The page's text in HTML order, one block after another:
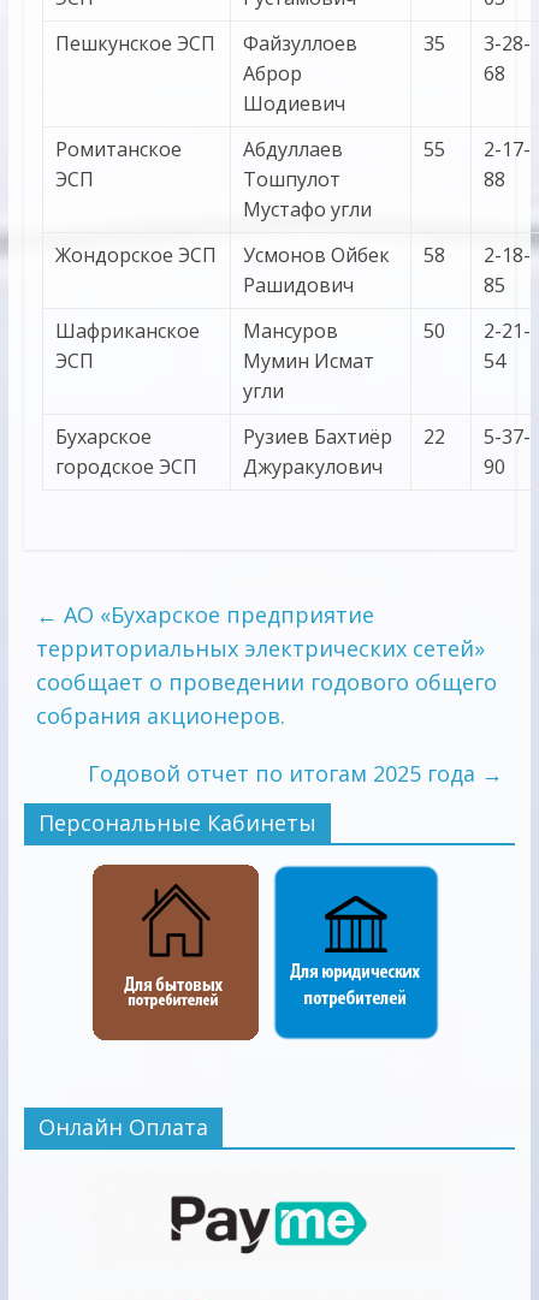
Пешкунское ЭСП
Файзуллоев
Аброр
Шодиевич
35
3-28-
68
Ромитанское
ЭСП
Абдуллаев
Тошпулот
Мустафо угли
55
2-17-
88
Жондорское ЭСП
Усмонов Ойбек
Рашидович
58
2-18-
85
Шафриканское
ЭСП
Мансуров
Мумин Исмат
угли
50
2-21-
54
Бухарское
городское ЭСП
Рузиев Бахтиёр
Джуракулович
22
5-37-
90
← АО «Бухарское предприятие
территориальных электрических сетей»
сообщает о проведении годового общего
собрания акционеров.
Годовой отчет по итогам 2025 года →
Персональные Кабинеты
Онлайн Оплата